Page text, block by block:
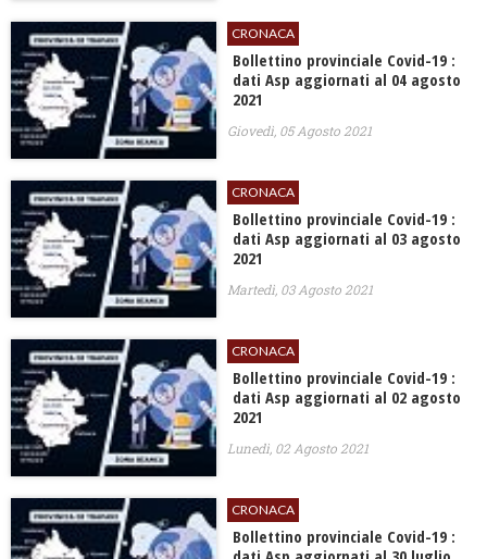
CRONACA
Bollettino provinciale Covid-19 :
dati Asp aggiornati al 04 agosto
2021
Giovedì, 05 Agosto 2021
CRONACA
Bollettino provinciale Covid-19 :
dati Asp aggiornati al 03 agosto
2021
Martedì, 03 Agosto 2021
CRONACA
Bollettino provinciale Covid-19 :
dati Asp aggiornati al 02 agosto
2021
Lunedì, 02 Agosto 2021
CRONACA
Bollettino provinciale Covid-19 :